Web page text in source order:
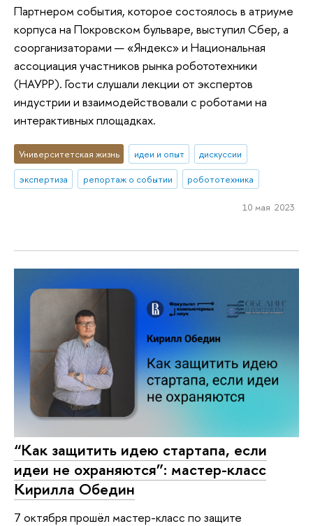
Партнером события, которое состоялось в атриуме
корпуса на Покровском бульваре, выступил Сбер, а
соорганизаторами — «Яндекс» и Национальная
ассоциация участников рынка робототехники
(НАУРР). Гости слушали лекции от экспертов
индустрии и взаимодействовали с роботами на
интерактивных площадках.
Университетская жизнь идеи и опыт
дискуссии
экспертиза
репортаж о событии робототехника
10 мая 2023
“Как защитить идею стартапа, если
идеи не охраняются”: мастер-класс
Кирилла Обедин
7 октября прошёл мастер-класс по защите